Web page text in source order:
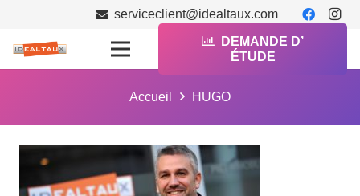
serviceclient@idealtaux.com
DEMANDE D’
ÉTUDE
Accueil HUGO